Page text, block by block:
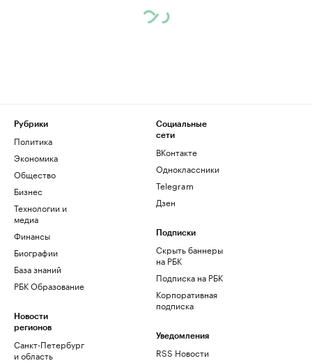
Рубрики
Политика
Экономика
Общество
Бизнес
Технологии и
медиа
Финансы
Биографии
База знаний
РБК Образование
Новости
регионов
Санкт-Петербург
и область
Социальные
сети
ВКонтакте
Одноклассники
Telegram
Дзен
Подписки
Скрыть баннеры
на РБК
Подписка на РБК
Корпоративная
подписка
Уведомления
RSS Новости